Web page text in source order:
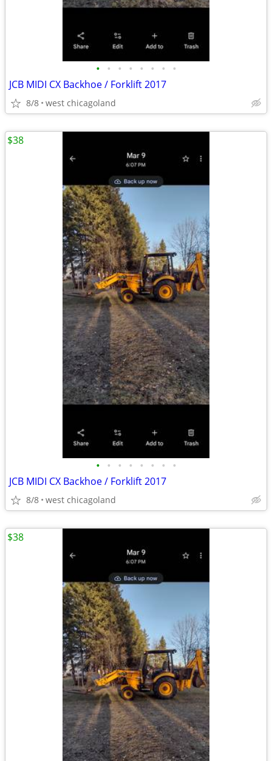
• • • • • • • •
JCB MIDI CX Backhoe / Forklift 2017
8/8 west chicagoland
• • • • • • • •
JCB MIDI CX Backhoe / Forklift 2017
8/8 west chicagoland
$38
$38